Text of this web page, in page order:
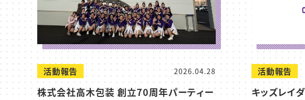
活動報告 2026.04.28
株式会社高木包装 創立70周年パーティー
活動報告
キッズレイ